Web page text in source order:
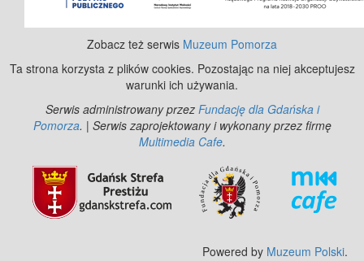
Zobacz też serwis Muzeum Pomorza
Ta strona korzysta z plików cookies. Pozostając na niej akceptujesz
warunki ich używania.
Serwis administrowany przez Fundację dla Gdańska i
Pomorza. | Serwis zaprojektowany i wykonany przez firmę
Multimedia Cafe.
Powered by Muzeum Polski.